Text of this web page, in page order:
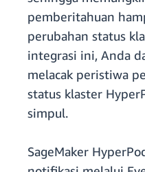
pemberitahuan
perubahan status
integrasi ini, Anda
melacak peristiwa
status klaster
simpul.
SageMaker